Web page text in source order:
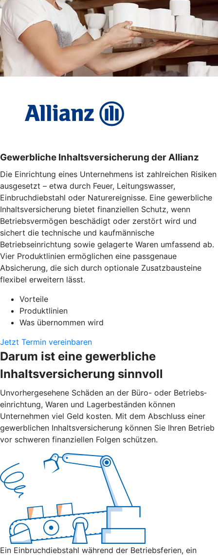
Gewerbliche Inhaltsversicherung der Allianz
Die Einrichtung eines Unternehmens ist zahlreichen Risiken
ausgesetzt – etwa durch Feuer, Leitungswasser,
Einbruchdiebstahl oder Naturereignisse. Eine gewerbliche
Inhaltsversicherung bietet finanziellen Schutz, wenn
Betriebsvermögen beschädigt oder zerstört wird und
sichert die technische und kaufmännische
Betriebseinrichtung sowie gelagerte Waren umfassend ab.
Vier Produktlinien ermöglichen eine passgenaue
Absicherung, die sich durch optionale Zusatzbausteine
flexibel erweitern lässt.
Vorteile
Produktlinien
Was übernommen wird
Jetzt Termin vereinbaren
Darum ist eine gewerbliche
Inhaltsversicherung sinnvoll
Unvorher­gesehene Schäden an der Büro- oder Betriebs­
einrichtung, Waren und Lager­beständen können
Unternehmen viel Geld kosten. Mit dem Abschluss einer
gewerblichen Inhalts­versicherung können Sie Ihren Betrieb
vor schweren finanziellen Folgen schützen.
Ein Einbruch­diebstahl während der Betriebs­ferien, ein